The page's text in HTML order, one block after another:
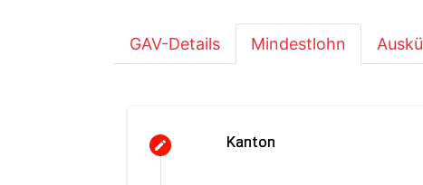
GAV-Details Mindestlohn
Kanton